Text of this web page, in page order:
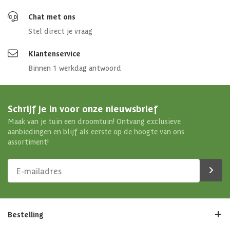
Chat met ons
Stel direct je vraag
Klantenservice
Binnen 1 werkdag antwoord
Schrijf je in voor onze nieuwsbrief
Maak van je tuin een droomtuin! Ontvang exclusieve
aanbiedingen en blijf als eerste op de hoogte van ons
assortiment!
Bestelling